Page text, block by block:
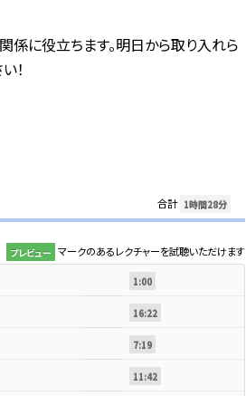
係に役立ちます。明日から取り入れら
！
合計 1時間28分
プレビュー マークのあるレクチャーを試聴いただけます
1:00
16:22
7:19
11:42